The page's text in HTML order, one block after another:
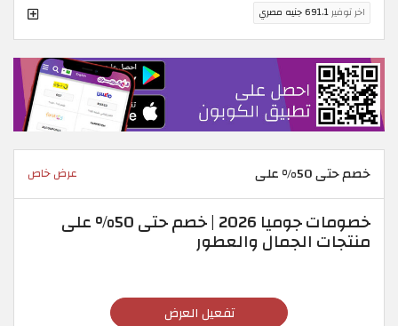
اخر توفير691.1 جنيه مصري
خصم حتى 50% على عرض خاص
خصومات جوميا 2026 | خصم حتى 50% على
منتجات الجمال والعطور
تفعيل العرض